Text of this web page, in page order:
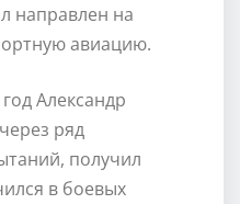
направлен на
авиацию.
Александр
ряд
получил
в боевых